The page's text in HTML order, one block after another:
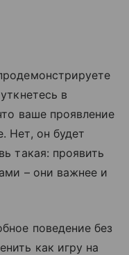
в
ваше проявление
Нет, он будет
такая: проявить
– они важнее и
поведение без
как игру на